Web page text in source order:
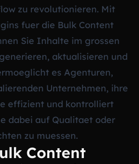
zu revolutionieren. Mit
fuer die Bulk Content
Sie Inhalte im grossen
aktualisieren und
es Agenturen,
Unternehmen, ihre
effizient und kontrolliert
dabei auf Qualitaet oder
zu muessen.
Content